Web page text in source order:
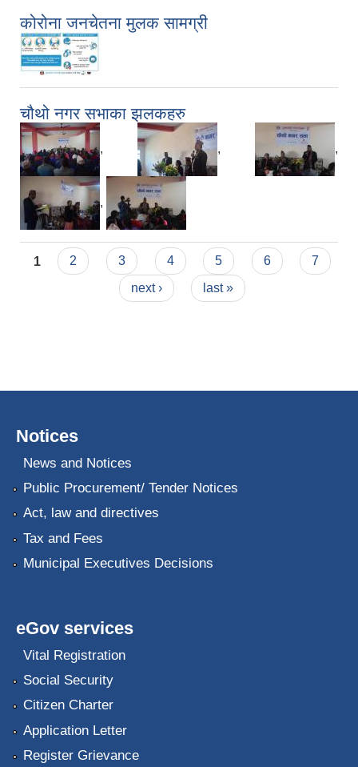
कोरोना जनचेतना मुलक सामग्री
चौथो नगर सभाका झलकहरु
, , ,
,
Pages
1 2 3 4 5 6
7
next ›
last »
Notices
News and Notices
Public Procurement/ Tender Notices
Act, law and directives
Tax and Fees
Municipal Executives Decisions
eGov services
Vital Registration
Social Security
Citizen Charter
Application Letter
Register Grievance